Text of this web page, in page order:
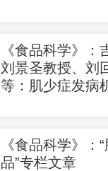
《食品科学》：
刘景圣教授、刘
等：肌少症发病
《食品科学》：
品”专栏文章